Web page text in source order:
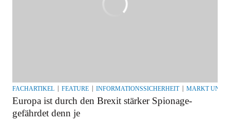
FACHARTIKEL FEATURE INFORMATIONSSICHERHEIT MARKT UND
Europa ist durch den Brexit stärker Spionage-
gefährdet denn je